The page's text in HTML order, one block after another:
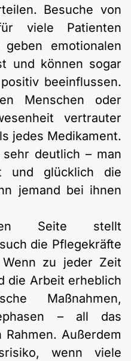
Besuche von
viele Patienten
emotionalen
und können sogar
beeinflussen.
Menschen oder
vertrauter
jedes Medikament.
deutlich – man
und glücklich die
jemand bei ihnen
Seite stellt
die Pflegekräfte
zu jeder Zeit
die Arbeit erheblich
Maßnahmen,
– all das
Außerdem
wenn viele